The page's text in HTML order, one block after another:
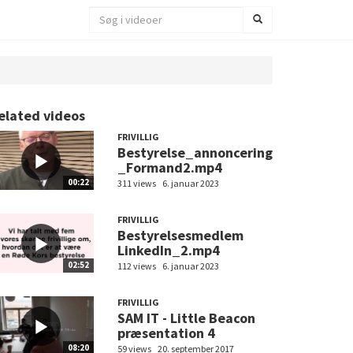
videos
00:22
FRIVILLIG
Bestyrelse_annoncering
_Formand2.mp4
311 views 6. januar 2023
02:52
FRIVILLIG
Bestyrelsesmedlem
LinkedIn_2.mp4
112 views 6. januar 2023
08:20
FRIVILLIG
SAM IT - Little Beacon
præsentation 4
59 views 20. september 2017